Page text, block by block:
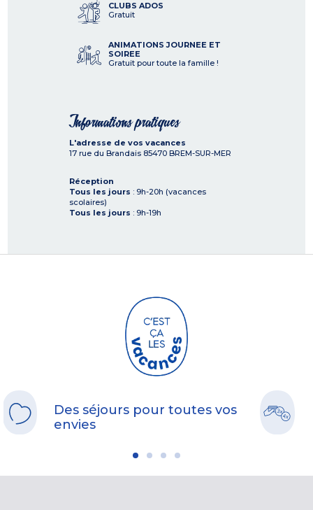
CLUBS ADOS
Gratuit
ANIMATIONS JOURNEE ET
SOIREE
Gratuit pour toute la famille !
Informations pratiques
L'adresse de vos vacances
17 rue du Brandais 85470 BREM-SUR-MER
Réception
Tous les jours : 9h-20h (vacances
scolaires)
Tous les jours : 9h-19h
Des séjours pour toutes vos
envies